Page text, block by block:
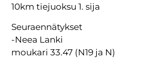
10km tiejuoksu 1. sija
Seuraennätykset
-Neea Lanki
moukari 33.47 (N19 ja N)